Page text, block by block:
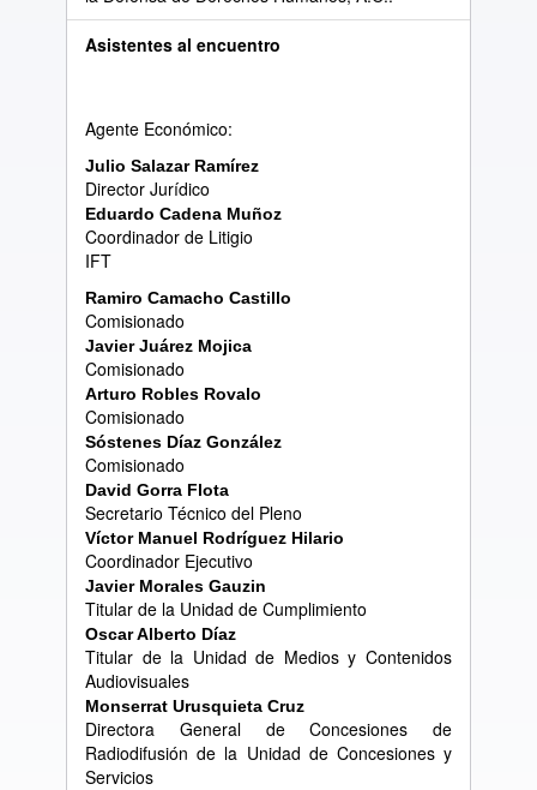
Asistentes al encuentro
Agente Económico:
Julio Salazar Ramírez
Director Jurídico
Eduardo Cadena Muñoz
Coordinador de Litigio
IFT
Ramiro Camacho Castillo
Comisionado
Javier Juárez Mojica
Comisionado
Arturo Robles Rovalo
Comisionado
Sóstenes Díaz González
Comisionado
David Gorra Flota
Secretario Técnico del Pleno
Víctor Manuel Rodríguez Hilario
Coordinador Ejecutivo
Javier Morales Gauzin
Titular de la Unidad de Cumplimiento
Oscar Alberto Díaz
Titular de la Unidad de Medios y Contenidos
Audiovisuales
Monserrat Urusquieta Cruz
Directora General de Concesiones de
Radiodifusión de la Unidad de Concesiones y
Servicios